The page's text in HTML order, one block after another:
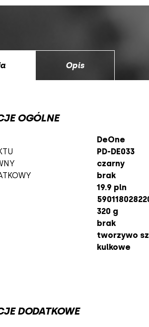
Opis
OGÓLNE
DeOne
PD-DE033
czarny
brak
19.9 pln
320 g
brak
tworzywo
kulkowe
DODATKOWE